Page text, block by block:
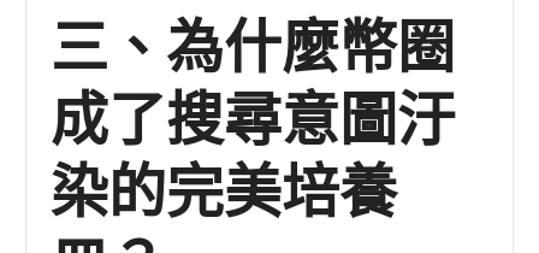
三、為什麼幣圈
成了搜尋意圖汙
染的完美培養